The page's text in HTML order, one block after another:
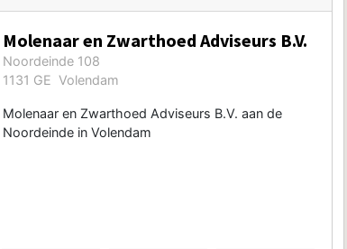
Molenaar en Zwarthoed Adviseurs B.V.
Noordeinde 108
1131 GE Volendam
Molenaar en Zwarthoed Adviseurs B.V. aan de
Noordeinde in Volendam